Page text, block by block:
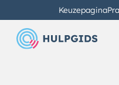
Keuzepagina